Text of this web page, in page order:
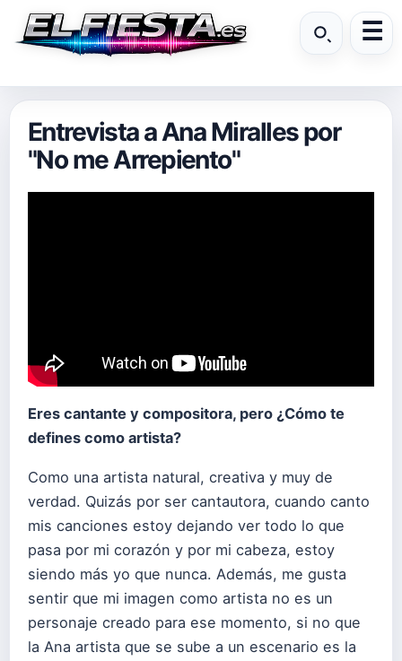
Entrevista a Ana Miralles por
"No me Arrepiento"
Eres cantante y compositora, pero ¿Cómo te
defines como artista?
Como una artista natural, creativa y muy de
verdad. Quizás por ser cantautora, cuando canto
mis canciones estoy dejando ver todo lo que
pasa por mi corazón y por mi cabeza, estoy
siendo más yo que nunca. Además, me gusta
sentir que mi imagen como artista no es un
personaje creado para ese momento, si no que
la Ana artista que se sube a un escenario es la